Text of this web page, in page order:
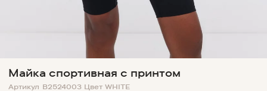
Майка спортивная с принтом
Артикул B2524003 Цвет WHITE